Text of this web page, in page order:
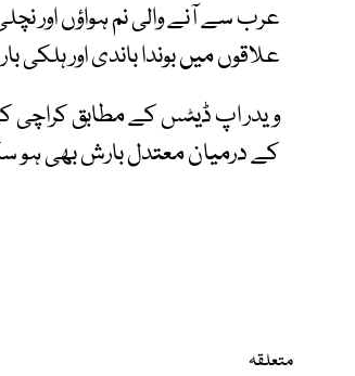
عرب سے آنے والی نم ہواؤں اور
علاقوں میں بوندا باندی اور
کے درمیان معتدل بارش بھی ہو
متعلقہ